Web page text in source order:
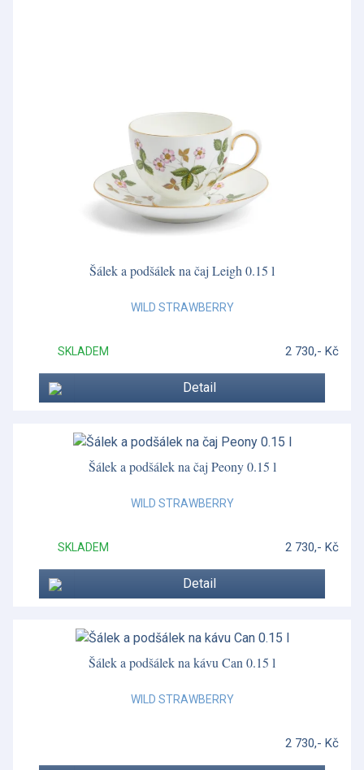
Šálek a podšálek na čaj Leigh 0.15 l
WILD STRAWBERRY
SKLADEM 2 730,- Kč
Detail
Šálek a podšálek na čaj Peony 0.15 l
WILD STRAWBERRY
SKLADEM 2 730,- Kč
Detail
Šálek a podšálek na kávu Can 0.15 l
WILD STRAWBERRY
2 730,- Kč